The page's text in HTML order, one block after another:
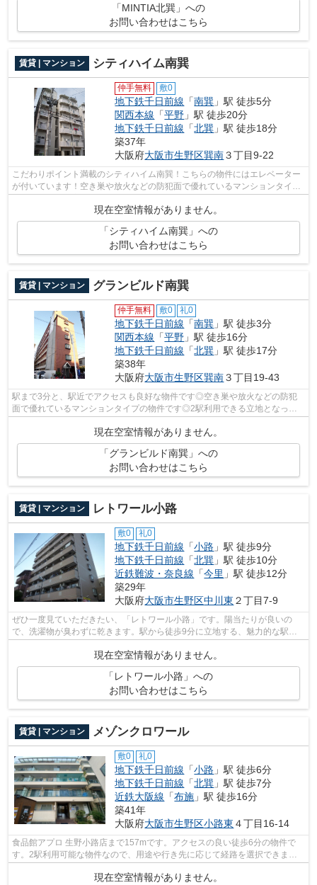
「MINTIA北巽」への
お問い合わせはこちら
賃貸 | マンション シティハイム南巽
仲手無料 敷0
地下鉄千日前線 「南巽 」駅 徒歩5分
関西本線 「平野 」駅 徒歩20分
地下鉄千日前線 「北巽 」駅 徒歩18分
築37年
大阪府大阪市生野区巽南３丁目9-22
こだわりポイント満載のシティハイム南巽！こちらの物件にはエレベーター
が付いています！空き巣や放火などの防犯面で優れているマンションタイプ
の物件です！自宅から2駅利用できる、...
現在空室情報がありません。
「シティハイム南巽」への
お問い合わせはこちら
賃貸 | マンション グランビルド南巽
仲手無料 敷0 礼0
地下鉄千日前線 「南巽 」駅 徒歩3分
関西本線 「平野 」駅 徒歩16分
地下鉄千日前線 「北巽 」駅 徒歩17分
築38年
大阪府大阪市生野区巽南３丁目19-43
駅まで3分と、駅近でアクセスも良好な物件です◎空き巣や放火などの防犯
面で優れているマンションタイプの物件です◎2駅利用できる立地となって
現在空室情報がありません。
「グランビルド南巽」への
お問い合わせはこちら
賃貸 | マンション レトワール小路
敷0 礼0
地下鉄千日前線 「小路 」駅 徒歩9分
地下鉄千日前線 「北巽 」駅 徒歩10分
近鉄難波・奈良線 「今里 」駅 徒歩12分
築29年
大阪府大阪市生野区中川東 ２丁目7-9
ぜひ一度見ていただきたい、「レトワール小路」です。陽当たりが良いの
で、洗濯物が臭わずに乾きます。駅から徒歩9分に立地する、魅力的な駅近
現在空室情報がありません。
「レトワール小路」への
お問い合わせはこちら
賃貸 | マンション メゾンクロワール
敷0 礼0
地下鉄千日前線 「小路 」駅 徒歩6分
地下鉄千日前線 「北巽 」駅 徒歩7分
近鉄大阪線 「布施 」駅 徒歩16分
築41年
大阪府大阪市生野区小路東 ４丁目16-14
食品館アプロ 生野小路店まで157mです。アクセスの良い徒歩6分の物件で
す。2駅利用可能な物件なので、用途や行き先に応じて経路を選択できま
す。こちらの物件から出て300mに駐車場があ...
現在空室情報がありません。